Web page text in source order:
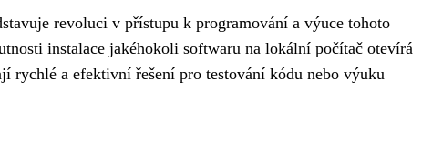
revoluci v přístupu k programování a výuce tohoto
instalace jakéhokoli softwaru na lokální počítač otevírá
rychlé a efektivní řešení pro testování kódu nebo výuku